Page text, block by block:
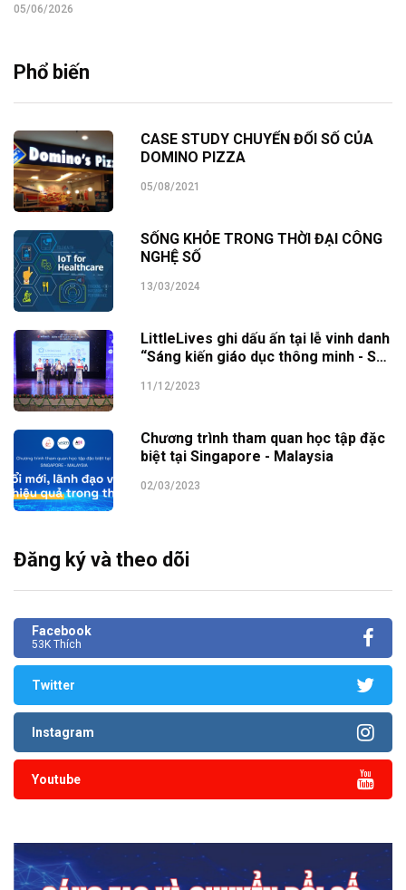
05/06/2026
Phổ biến
CASE STUDY CHUYỂN ĐỔI SỐ CỦA
DOMINO PIZZA
05/08/2021
SỐNG KHỎE TRONG THỜI ĐẠI CÔNG
NGHỆ SỐ
13/03/2024
LittleLives ghi dấu ấn tại lễ vinh danh
“Sáng kiến giáo dục thông minh - SEI
11/12/2023
Chương trình tham quan học tập đặc
biệt tại Singapore - Malaysia
02/03/2023
Đăng ký và theo dõi
Facebook
53K Thích
Twitter
Instagram
Youtube